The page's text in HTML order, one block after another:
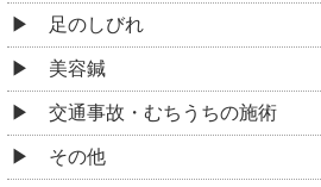
足のしびれ
美容鍼
交通事故・むちうちの施術
その他